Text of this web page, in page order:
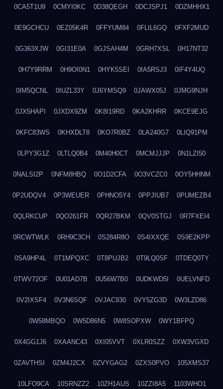
0CA5T1U9 0CMYI0KC 0D38QEGH 0DCJSPJ1 0DZMHHX1
0E9GCHCU 0EZ05K4R 0FFYUM84 0FLIL6GQ 0FXF2MUD
0G363XJW 0GI31E0A 0GJSAH4M 0GRH7XSL 0H17NT32
0H7Y9RRM 0H9OI0N1 0HYK5SEI 0IA5RSJ3 0IF4Y4UQ
0IM5QCNL 0IUZL33Y 0J6YMSQ9 0JAWX05J 0JMG9NJH
0JX5HAPI 0JXDX9ZM 0K8I19RD 0KA2KHRR 0KCE9EJG
0KFC83WS 0KHXDLT8 0KO7R0BZ 0LA240G7 0LIQ91PM
0LPY3G1Z 0LTLQ0B4 0M40H0CT 0MCMJJJP 0N1LZI50
0NALSI2P 0NFM8HBQ 0O1D2CFA 0O3VCZC0 0OY5HHNM
0P2UDQV4 0P3WEUER 0PHNO5Y4 0PPJIUB7 0PUMEZB4
0QLRKCUP 0QO261FR 0QR27BKM 0QV0STGJ 0R7FXEI4
0RCWTWLK 0RH9C3CH 0S284R8O 0S4IXXQE 0S9E2KPP
0SA9HP4L 0T1MPQXC 0T8PUJB2 0T9LQ0SF 0TDEQ0TY
0TWV72OF 0U01AD7B 0U56W7B0 0UDKWD5I 0UELVNFD
0V2IXSF4 0V3N6SQF 0VJAC930 0VY5ZG3D 0W3LZD86
0W58MBQO 0W5D86N5 0W8SOPXW 0WY1BFPQ
0X4GG1J6 0XAANC43 0XI05VVT 0XLR0SZZ 0XW3VGXD
0ZAVTHSI 0ZM4J2CX 0ZVYGAG2 0ZXS0PVO 105XMS37
10LFO9CA 10SRNZZ2 10ZH1AUS 10ZZI8A5 1103WHO1